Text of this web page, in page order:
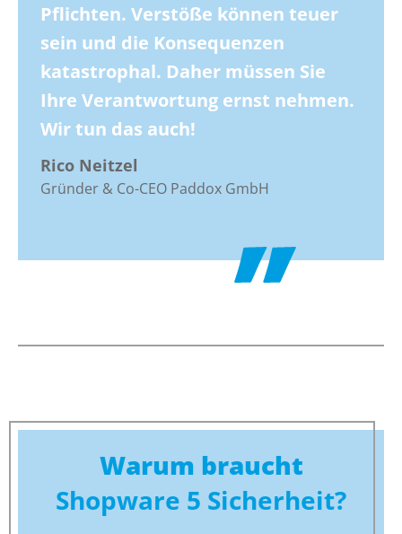
Pflichten. Verstöße können teuer
sein und die Konsequenzen
katastrophal. Daher müssen Sie
Ihre Verantwortung ernst nehmen.
Wir tun das auch!
Rico Neitzel
Gründer & Co-CEO Paddox GmbH
Warum braucht
Shopware 5 Sicherheit?